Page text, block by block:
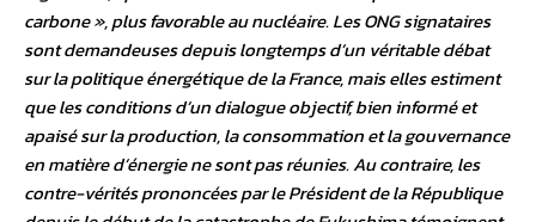
carbone », plus favorable au nucléaire. Les ONG signataires
sont demandeuses depuis longtemps d’un véritable débat
sur la politique énergétique de la France, mais elles estiment
que les conditions d’un dialogue objectif, bien informé et
apaisé sur la production, la consommation et la gouvernance
en matière d’énergie ne sont pas réunies. Au contraire, les
contre-vérités prononcées par le Président de la République